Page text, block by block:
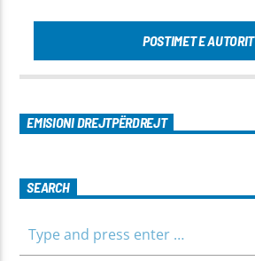
POSTIMET E AUTORIT
EMISIONI DREJTPËRDREJT
SEARCH